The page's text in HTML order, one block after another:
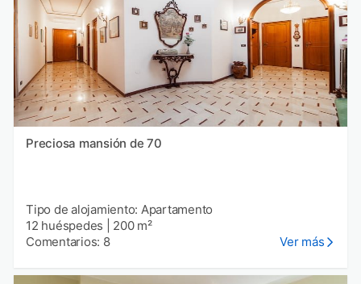
Preciosa mansión de 70
Tipo de alojamiento: Apartamento
12 huéspedes
200 m²
Comentarios: 8
Ver más